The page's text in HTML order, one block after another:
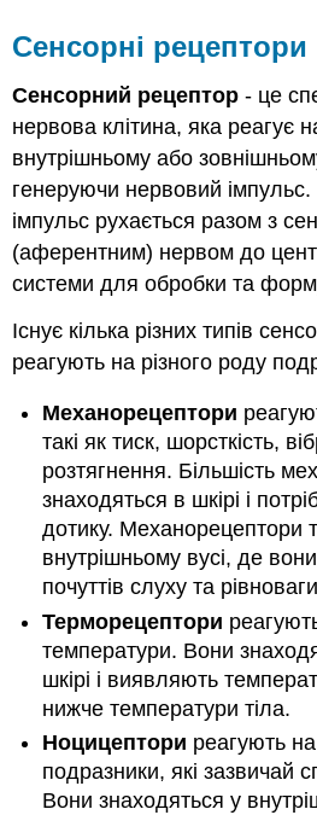
Сенсорні рецептори
Сенсорний рецептор - це
нервова клітина, яка реагує
внутрішньому або
генеруючи нервовий
імпульс рухається разом з
(аферентним) нервом до
системи для обробки та
Існує кілька різних типів
реагують на різного роду
Механорецептори
такі як тиск, шорсткість,
розтягнення. Більшість
знаходяться в шкірі і
дотику. Механорецептори
внутрішньому вусі, де
почуттів слуху та
Терморецептори
температури. Вони
шкірі і виявляють
нижче температури тіла.
Ноцицептори реагують
подразники, які зазвичай
Вони знаходяться у